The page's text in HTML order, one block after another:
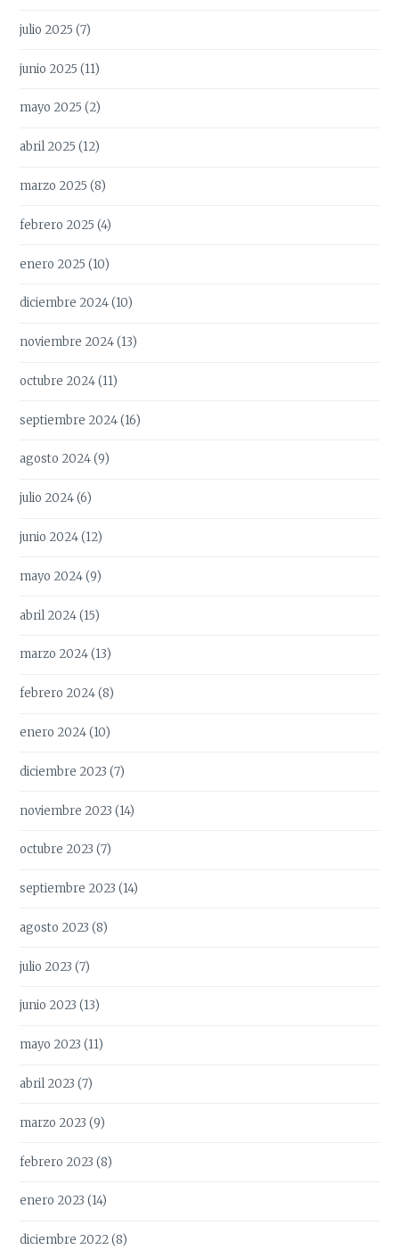
julio 2025 (7)
junio 2025 (11)
mayo 2025 (2)
abril 2025 (12)
marzo 2025 (8)
febrero 2025 (4)
enero 2025 (10)
diciembre 2024(10)
noviembre 2024(13)
octubre 2024(11)
septiembre 2024(16)
agosto 2024(9)
julio 2024(6)
junio 2024(12)
mayo 2024(9)
abril 2024(15)
marzo 2024(13)
febrero 2024(8)
enero 2024(10)
diciembre 2023 (7)
noviembre 2023 (14)
octubre 2023 (7)
septiembre 2023 (14)
agosto 2023 (8)
julio 2023 (7)
junio 2023 (13)
mayo 2023 (11)
abril 2023 (7)
marzo 2023 (9)
febrero 2023 (8)
enero 2023 (14)
diciembre 2022(8)